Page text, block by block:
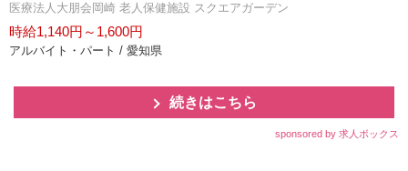
医療法人大朋会岡崎 老人保健施設 スクエアガーデン
時給1,140円～1,600円
アルバイト・パート / 愛知県
続きはこちら
sponsored by 求人ボックス